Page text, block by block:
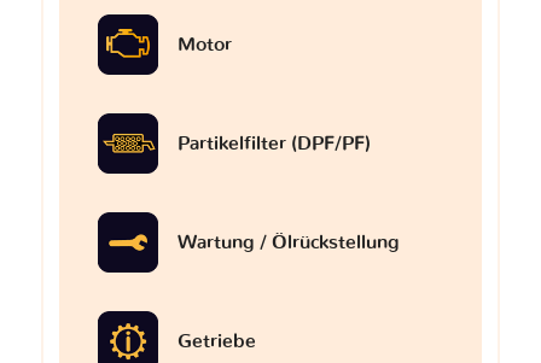
Motor
Partikelfilter (DPF/PF)
Wartung / Ölrückstellung
Getriebe